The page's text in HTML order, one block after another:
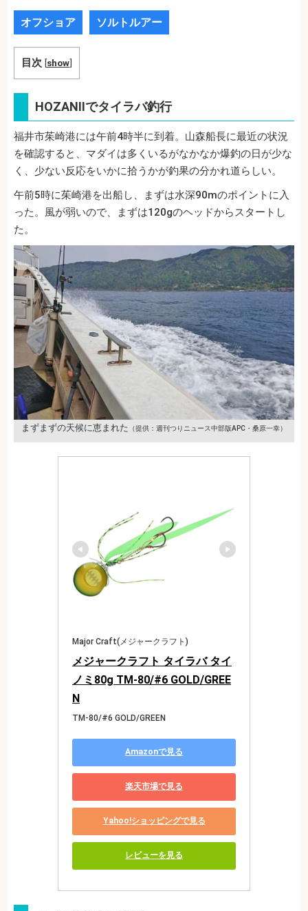
オフショア ソルトルアー
目次 [show]
HOZANⅡでタイラバ釣行
福井市茱崎港には午前4時半に到着。山森船長に最近の状況
を確認すると、マダイは多くいるがなかなか爆釣の日が少な
く、少ない反応をいかに拾うかが釣果の分かれ道らしい。
午前5時に茱崎港を出船し、まずは水深90mのポイントに入
った。風が弱いので、まずは120gのヘッドからスタートし
た。
まずまずの天候に恵まれた （提供：週刊つりニュース中部版APC・桑原一幸）
Major Craft(メジャークラフト)
メジャークラフト タイラバ タイ
ノミ80g TM-80/#6 GOLD/GREE
N
TM-80/#6 GOLD/GREEN
Amazonで見る
楽天市場で見る
Yahoo!ショッピングで見る
レビューを見る